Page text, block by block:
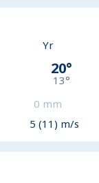
Yr
20°
13°
0 mm
5 (11) m/s